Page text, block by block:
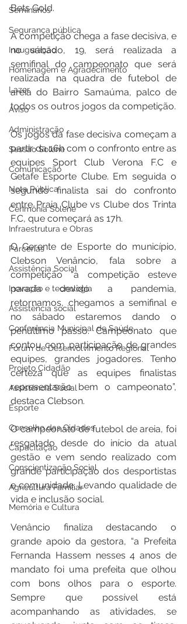
Seminários
Segurança pública
Inauguração
Homenagem e Agradecimento
Lazer
Aviso
Administração
Sessão Solene
Comunicação
Nota Pública
Cerimônia Solene
Infraestrutura e Obras
Parcerias
Assistência Social
Inovação e tecnologia
Assistência social
Conferência Municipal de Saúde
Fórum de Desenvolvimento Regional
Projeto Cidadão
Assistência Social
Esporte
Conselho das Cidades
Capacitação
Conscientização Social
Agricultura Familiar
Memória e Cultura
Bets Gold.
A competição chega a fase decisiva, e
no sábado, 19, será realizada a
semifinal do campeonato que será
realizada na quadra de futebol de
areia do Bairro Samaúma, palco de
todos os outros jogos da competição.
Os jogos da fase decisiva começam a
partir da 16h com o confronto entre as
equipes Sport Club Verona F.C e
Getafe Esporte Clube. Em seguida o
segundo finalista sai do confronto
entre Praia Clube vs Clube dos Trinta
F.C, que começará as 17h.
O Gerente de Esporte do município,
Clebson Venâncio, fala sobre a
competição “a competição esteve
parada devido a pandemia,
retornamos, chegamos a semifinal e
no sábado estaremos dando o
penúltimo passo. Campeonato que
contou com participação de grandes
equipes, grandes jogadores. Tenho
certeza que as equipes finalistas
representarão bem o campeonato”,
destaca Clebson.
O campeonato de futebol de areia, foi
resgatado desde do início da atual
gestão e vem sendo realizado com
grande participação dos desportistas
e comunidade. Levando qualidade de
vida e inclusão social.
Venâncio finaliza destacando o
grande apoio da gestora, “a Prefeita
Fernanda Hassem nesses 4 anos de
mandato foi uma prefeita que olhou
com bons olhos para o esporte.
Sempre que possível está
acompanhando as atividades, se